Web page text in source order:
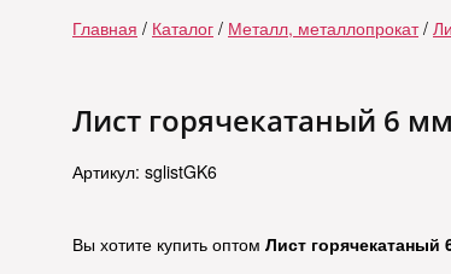
Главная / Каталог / Металл, металлопрокат/
Лист горячекатаный 6
Артикул: sglistGK6
Вы хотите купить оптом Лист горячекатаный